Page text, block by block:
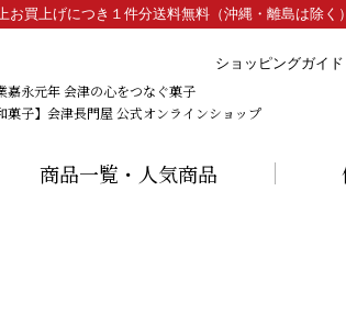
お買上げにつき１件分送料無料（沖縄・離島は除く）
嘉永元年 会津の心をつなぐ菓子
菓子】会津長門屋 公式オンラインショップ
商品一覧・人気商品
ショッピングガイド